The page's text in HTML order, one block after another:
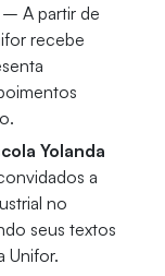
– A partir de
recebe
Yolanda
a
no
seus textos
Unifor.